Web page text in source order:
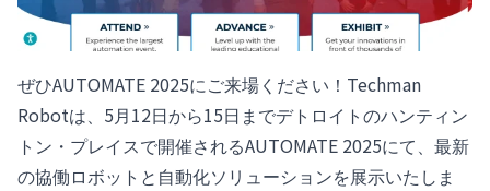
ぜひAUTOMATE 2025にご来場ください！Techman
Robotは、5月12日から15日までデトロイトのハンティン
トン・プレイスで開催されるAUTOMATE 2025にて、最新
の協働ロボットと自動化ソリューションを展示いたしま